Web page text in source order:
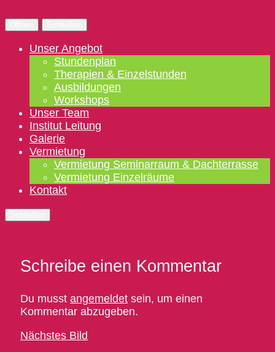
Unser Angebot
Stundenplan
Therapien & Einzelstunden
Ausbildungen
Workshops
Unser Team
Institut Leitung
Galerie
Vermietung
Vermietung Seminarraum & Dachterrasse
Vermietung Einzelräume
Kontakt
Schreibe einen Kommentar
Du musst angemeldet sein, um einen
Kommentar abzugeben.
Nächstes Bild